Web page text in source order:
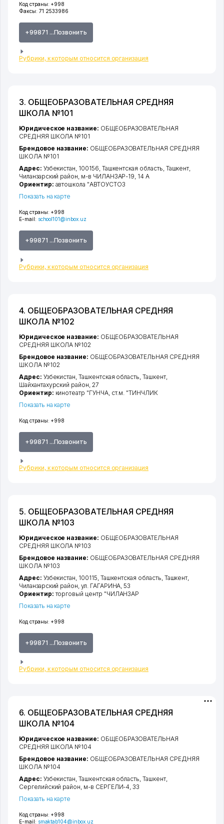
Код страны: +998
Факсы: 71 2533986
+99871 ...Позвонить
Рубрики, к которым относится организация
3. ОБЩЕОБРАЗОВАТЕЛЬНАЯ СРЕДНЯЯ
ШКОЛА №101
Код страны: +998
E-mail: school101@inbox.uz
+99871 ...Позвонить
Рубрики, к которым относится организация
Юридическое название: ОБЩЕОБРАЗОВАТЕЛЬНАЯ
СРЕДНЯЯ ШКОЛА №101
Брендовое название: ОБЩЕОБРАЗОВАТЕЛЬНАЯ СРЕДНЯЯ
ШКОЛА №101
Адрес: Узбекистан, 100156, Ташкентская область, Ташкент,
Чиланзарский район, м-в ЧИЛАНЗАР-19, 14 А
Ориентир: автошкола "АВТОУСТОЗ
Показать на карте
4. ОБЩЕОБРАЗОВАТЕЛЬНАЯ СРЕДНЯЯ
ШКОЛА №102
Код страны: +998
+99871 ...Позвонить
Рубрики, к которым относится организация
Юридическое название: ОБЩЕОБРАЗОВАТЕЛЬНАЯ
СРЕДНЯЯ ШКОЛА №102
Брендовое название: ОБЩЕОБРАЗОВАТЕЛЬНАЯ СРЕДНЯЯ
ШКОЛА №102
Адрес: Узбекистан,Ташкентская область ,Ташкент,
Шайхантахурский район , 27
Ориентир: кинотеатр "ГУНЧА, ст.м. "ТИНЧЛИК
Показать на карте
5. ОБЩЕОБРАЗОВАТЕЛЬНАЯ СРЕДНЯЯ
ШКОЛА №103
Код страны: +998
+99871 ...Позвонить
Рубрики, к которым относится организация
Юридическое название: ОБЩЕОБРАЗОВАТЕЛЬНАЯ
СРЕДНЯЯ ШКОЛА №103
Брендовое название: ОБЩЕОБРАЗОВАТЕЛЬНАЯ СРЕДНЯЯ
ШКОЛА №103
Адрес: Узбекистан, 100115, Ташкентская область Ташкент
Чиланзарский район ,ул. ГАГАРИНА , 53
Ориентир: торговый центр "ЧИЛАНЗАР
Показать на карте
6. ОБЩЕОБРАЗОВАТЕЛЬНАЯ СРЕДНЯЯ
ШКОЛА №104
Код страны: +998
E-mail: smaktab104@inbox.uz
Юридическое название: ОБЩЕОБРАЗОВАТЕЛЬНАЯ
СРЕДНЯЯ ШКОЛА №104
Брендовое название: ОБЩЕОБРАЗОВАТЕЛЬНАЯ СРЕДНЯЯ
ШКОЛА №104
Адрес: Узбекистан,Ташкентская область,Ташкент,
Сергелийский район, м-в СЕРГЕЛИ-4, 33
Показать на карте